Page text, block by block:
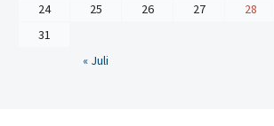
24
25 26 27 28
31
« Juli